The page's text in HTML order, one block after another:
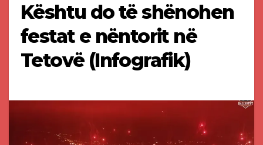
Kështu do të shënohen
festat e nëntorit në
Tetovë (Infografik)